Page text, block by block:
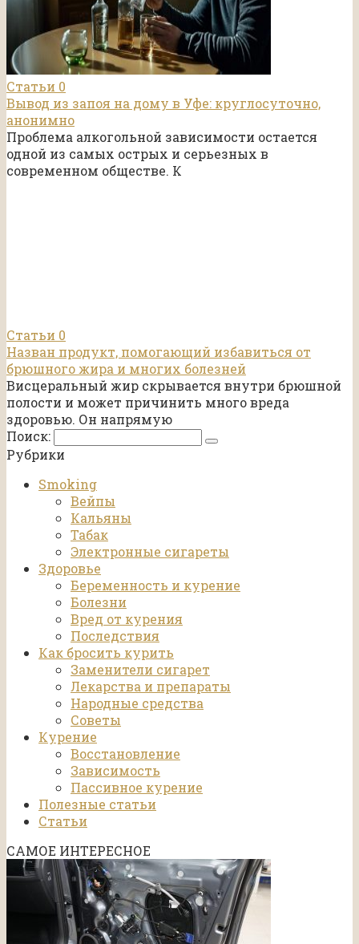
Статьи 0
Вывод из запоя на дому в Уфе: круглосуточно,
анонимно
Проблема алкогольной зависимости остается
одной из самых острых и серьезных в
современном обществе. К
Статьи 0
Назван продукт, помогающий избавиться от
брюшного жира и многих болезней
Висцеральный жир скрывается внутри брюшной
полости и может причинить много вреда
здоровью. Он напрямую
Поиск:
Рубрики
Smoking
Вейпы
Кальяны
Табак
Электронные сигареты
Здоровье
Беременность и курение
Болезни
Вред от курения
Последствия
Как бросить курить
Заменители сигарет
Лекарства и препараты
Народные средства
Советы
Курение
Восстановление
Зависимость
Пассивное курение
Полезные статьи
Статьи
САМОЕ ИНТЕРЕСНОЕ